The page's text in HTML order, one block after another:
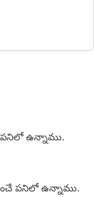
ఉన్నాము.
పనిలో ఉన్నాము.